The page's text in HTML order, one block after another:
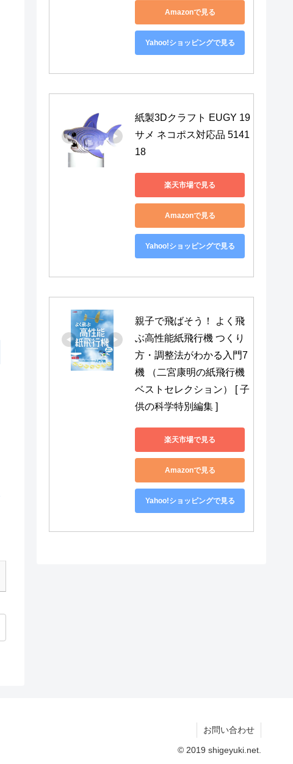
Amazonで見る
Yahoo!ショッピングで見る
紙製3Dクラフト EUGY 19
サメ ネコポス対応品 5141
18
楽天市場で見る
Amazonで見る
Yahoo!ショッピングで見る
親子で飛ばそう！ よく飛
ぶ高性能紙飛行機 つくり
方・調整法がわかる入門7
機 （二宮康明の紙飛行機
ベストセレクション） [ 子
供の科学特別編集 ]
楽天市場で見る
Amazonで見る
Yahoo!ショッピングで見る
お問い合わせ
© 2019 shigeyuki.net.